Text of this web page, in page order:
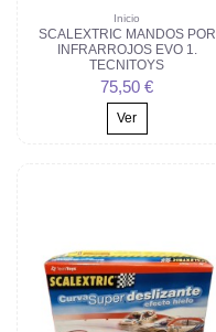
Inicio
SCALEXTRIC MANDOS POR
INFRARROJOS EVO 1.
TECNITOYS
75,50 €
Ver